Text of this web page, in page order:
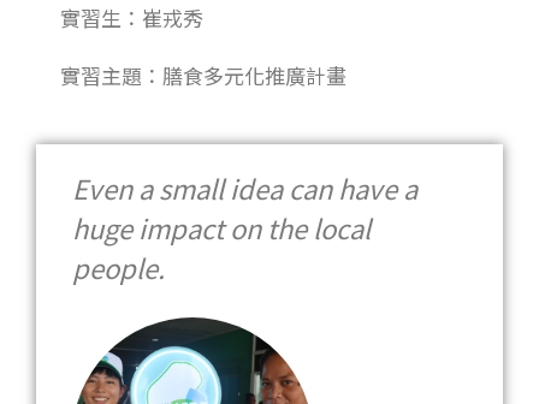
實習生： 崔戎秀
實習主題：膳食多元化推廣計畫
Even a small idea can have a
huge impact on the local
people.